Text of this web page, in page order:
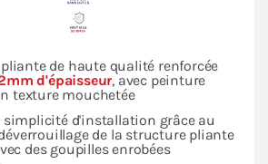
de haute qualité renforcée
d'épaisseur, avec peinture
texture mouchetée
simplicité d'installation grâce au
de la structure pliante
des goupilles enrobées